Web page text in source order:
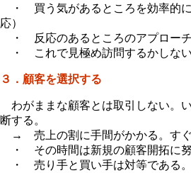
・ 買う気があるところを効率的に
応）
・ 反応のあるところのアプロー
・ これで見極め訪問するかしな
３．顧客を選択する
わがままな顧客とは取引しない。
断する。
→ 売上の割に手間がかかる。すぐ
・ その時間は新規の顧客開拓に
・ 売り手と買い手は対等である